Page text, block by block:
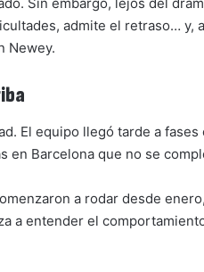
Sin embargo, lejos del
admite el retraso… y,
Newey.
El equipo llegó tarde a
en Barcelona que no se
a rodar desde
a entender el